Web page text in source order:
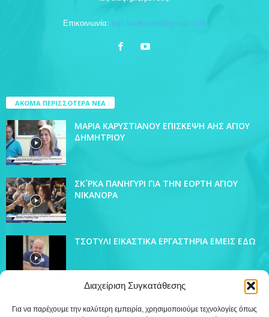
Διαχείριση Συγκατάθεσης
Για να παρέχουμε την καλύτερη εμπειρία, χρησιμοποιούμε τεχνολογίες όπως
Επικοινωνία: topchankozani@gmail.com
ΑΚΟΜΑ ΠΕΡΙΣΣΟΤΕΡΑ ΝΕΑ
ΜΑΡΙΑ ΚΑΡΥΣΤΙΑΝΟΥ ΕΠΙΣΚΕΨΗ ΑΗΣ ΑΓΙΟΥ
ΔΗΜΗΤΡΙΟΥ
ΣΚ`ΡΚΑ ΠΑΝΗΓΥΡΙ ΓΙΑ ΤΗΝ ΕΟΡΤΗ ΑΓΙΟΥ
ΝΙΚΑΝΟΡΑ
ΤΣΟΤΥΛΙ ΕΙΚΑΣΤΙΚΑ ΕΡΓΑΣΤΗΡΙΑ ΕΜΕΙΣ ΕΔΩ